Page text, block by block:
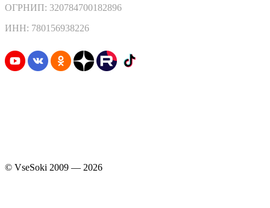
ОГРНИП: 320784700182896
ИНН: 780156938226
© VseSoki 2009 — 2026